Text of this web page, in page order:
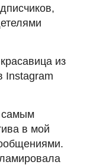
из
Instagram
самым
в мой